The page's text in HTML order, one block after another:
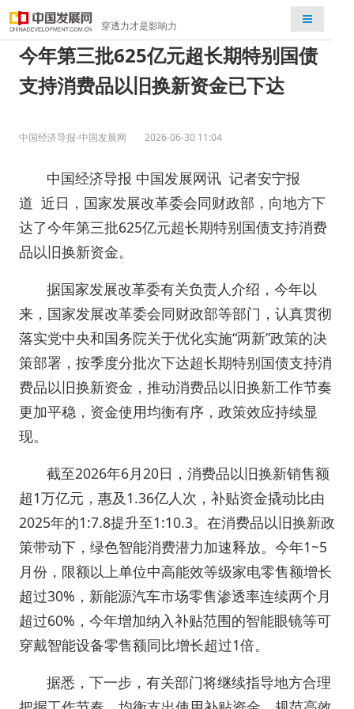
穿透力才是影响力
检索
今年第三批625亿元超长期特别国债
支持消费品以旧换新资金已下达
中国经济导报-中国发展网 2026-06-30 11:04
中国经济导报 中国发展网讯 记者安宁报
道 近日，国家发展改革委会同财政部，向地方下
达了今年第三批625亿元超长期特别国债支持消费
品以旧换新资金。
据国家发展改革委有关负责人介绍，今年以
来，国家发展改革委会同财政部等部门，认真贯彻
落实党中央和国务院关于优化实施“两新”政策的决
策部署，按季度分批次下达超长期特别国债支持消
费品以旧换新资金，推动消费品以旧换新工作节奏
更加平稳，资金使用均衡有序，政策效应持续显
现。
截至2026年6月20日，消费品以旧换新销售额
超1万亿元，惠及1.36亿人次，补贴资金撬动比由
2025年的1:7.8提升至1:10.3。在消费品以旧换新政
策带动下，绿色智能消费潜力加速释放。今年1~5
月份，限额以上单位中高能效等级家电零售额增长
超过30%，新能源汽车市场零售渗透率连续两个月
超过60%，今年增加纳入补贴范围的智能眼镜等可
穿戴智能设备零售额同比增长超过1倍。
据悉，下一步，有关部门将继续指导地方合理